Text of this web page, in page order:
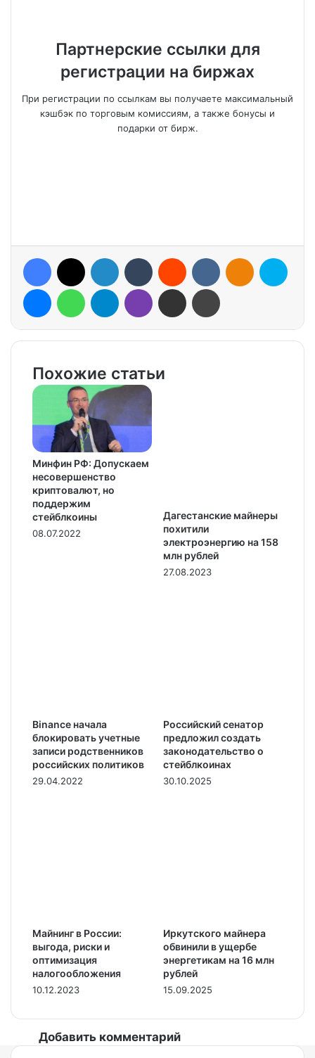
Партнерские ссылки для
регистрации на биржах
При регистрации по ссылкам вы получаете максимальный
кэшбэк по торговым комиссиям, а также бонусы и
подарки от бирж.
Похожие статьи
Минфин РФ: Допускаем
несовершенство
криптовалют, но
поддержим
стейблкоины
08.07.2022
Дагестанские майнеры
похитили
электроэнергию на 158
млн рублей
27.08.2023
Binance начала
блокировать учетные
записи родственников
российских политиков
29.04.2022
Российский сенатор
предложил создать
законодательство о
стейблкоинах
30.10.2025
Майнинг в России:
выгода, риски и
оптимизация
налогообложения
10.12.2023
Иркутского майнера
обвинили в ущербе
энергетикам на 16 млн
рублей
15.09.2025
Добавить комментарий